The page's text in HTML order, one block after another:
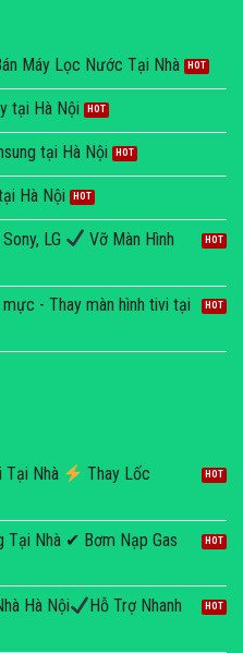
Máy Lọc Nước Tại Nhà
tại Hà Nội
tại Hà Nội
Hà Nội
LG
Vỡ Màn Hình
- Thay màn hình tivi tại
Tại Nhà
Thay Lốc
Tại Nhà ✔ Bơm Nạp Gas
Hà Nội
Hỗ Trợ Nhanh